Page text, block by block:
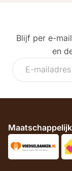
Blijf per e-
en